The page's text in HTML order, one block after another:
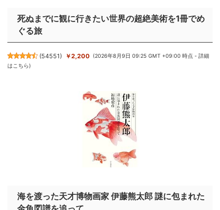
死ぬまでに観に行きたい世界の超絶美術を1冊でめ
ぐる旅
(54551) ￥2,200 (2026年8月9日 09:25 GMT +09:00 時点 -詳細
はこちら)
海を渡った天才博物画家 伊藤熊太郎 謎に包まれた